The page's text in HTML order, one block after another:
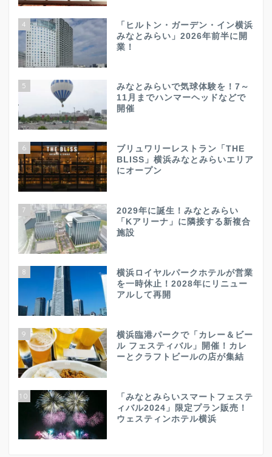
4
「ヒルトン・ガーデン・イン横浜
みなとみらい」2026年前半に開
業！
5
みなとみらいで気球体験を！7～
11月までハンマーヘッドなどで
開催
6
ブリュワリーレストラン「THE
BLISS」横浜みなとみらいエリア
にオープン
7
2029年に誕生！みなとみらい
「Kアリーナ」に隣接する新複合
施設
8
横浜ロイヤルパークホテルが営業
を一時休止！2028年にリニュー
アルして再開
9
横浜臨港パークで「カレー＆ビー
ル フェスティバル」開催！カレ
ーとクラフトビールの店が集結
10
「みなとみらいスマートフェステ
ィバル2024」限定プラン販売！
ウェスティンホテル横浜